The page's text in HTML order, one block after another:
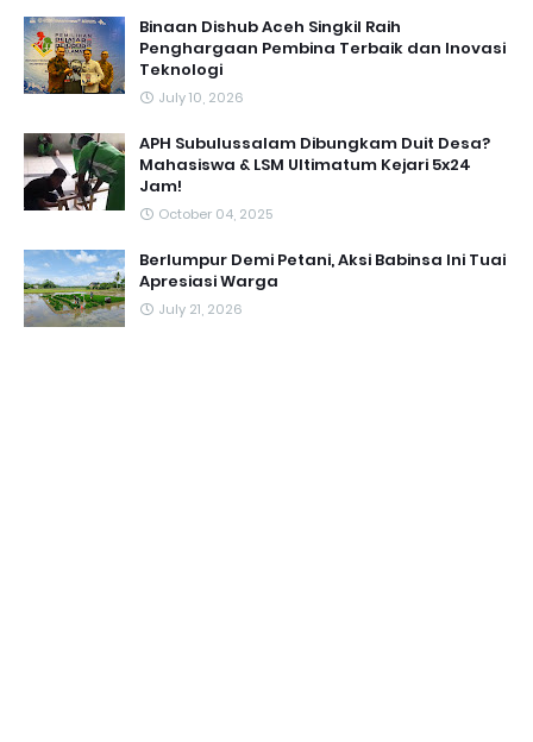
Binaan Dishub Aceh Singkil Raih
Penghargaan Pembina Terbaik dan Inovasi
Teknologi
July 10, 2026
APH Subulussalam Dibungkam Duit Desa?
Mahasiswa & LSM Ultimatum Kejari 5x24
Jam!
October 04, 2025
Berlumpur Demi Petani, Aksi Babinsa Ini Tuai
Apresiasi Warga
July 21, 2026